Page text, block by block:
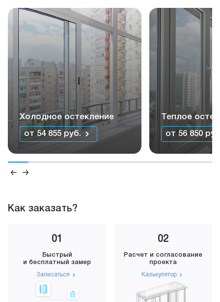
Холодное остекление
от 54 855 руб.
Теплое
от 56 850
Как заказать?
01
Быстрый
и бесплатный замер
Записаться
02
Расчет и согласование
проекта
Калькулятор